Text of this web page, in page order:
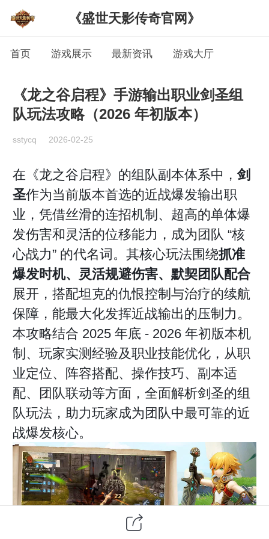
《盛世天影传奇官网》
首页 游戏展示 最新资讯 游戏大厅
《龙之谷启程》手游输出职业剑圣组
队玩法攻略（2026 年初版本）
sstycq 2026-02-25
在《龙之谷启程》的组队副本体系中， 剑
圣作为当前版本首选的近战爆发输出职
业，凭借丝滑的连招机制、超高的单体爆
发伤害和灵活的位移能力，成为团队 “核
心战力” 的代名词。其核心玩法围绕抓准
爆发时机、灵活规避伤害、默契团队配合
展开，搭配坦克的仇恨控制与治疗的续航
保障，能最大化发挥近战输出的压制力。
本攻略结合 2025 年底 - 2026 年初版本机
制、玩家实测经验及职业技能优化，从职
业定位、阵容搭配、操作技巧、副本适
配、团队联动等方面，全面解析剑圣的组
队玩法，助力玩家成为团队中最可靠的近
战爆发核心。